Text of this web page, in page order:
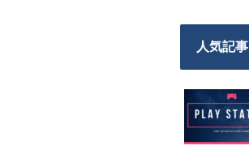
人気記事